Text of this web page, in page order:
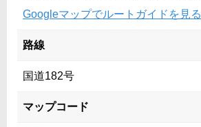
Googleマップでルートガイドを見る
路線
国道182号
マップコード